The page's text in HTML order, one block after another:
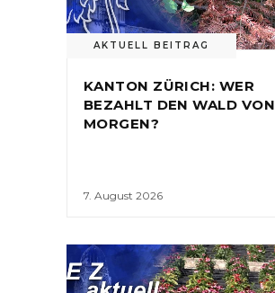
AKTUELL BEITRAG
KANTON ZÜRICH: WER
BEZAHLT DEN WALD VON
MORGEN?
7. August 2026